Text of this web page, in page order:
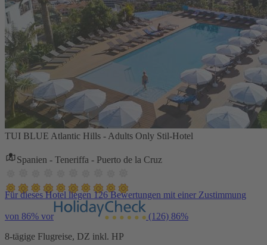
TUI BLUE Atlantic Hills - Adults Only Stil-Hotel
Spanien - Teneriffa - Puerto de la Cruz
Für dieses Hotel liegen 126 Bewertungen mit einer Zustimmung
von 86% vor (126) 86%
8-tägige Flugreise, DZ inkl. HP